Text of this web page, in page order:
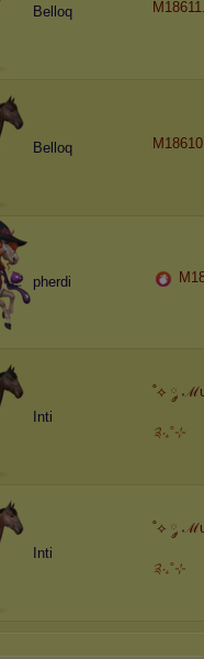
Belloq
Belloq
pherdi
Inti
˚⟡
༉‧₊˚⊹
Inti
˚⟡
༉‧₊˚⊹